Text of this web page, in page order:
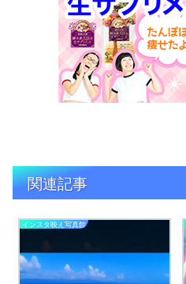
関連記事
インスタ映え写真館